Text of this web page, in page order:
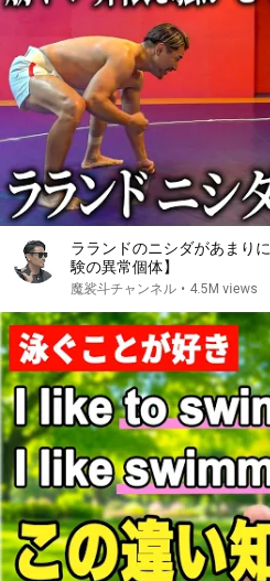
ラランドのニシダがあまり
験の異常個体】
魔裟斗チャンネル • 4.5M views